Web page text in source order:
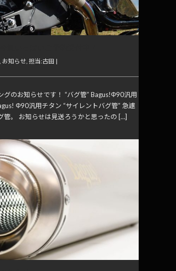
, お知らせ,担当:古田 |
グのお知らせです！ “バグ管” Bagus!Φ90汎用
Φ90汎用チタン “サイレントバグ管” 急遽
管。 お知らせは見送ろうかと思ったの […]